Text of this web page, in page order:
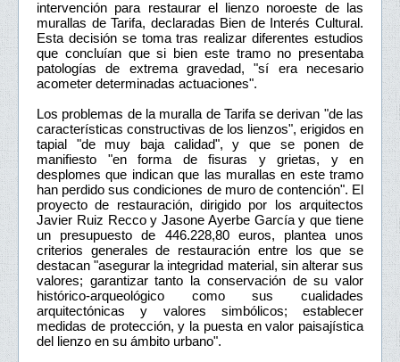
intervención para restaurar el lienzo noroeste de las
murallas de Tarifa, declaradas Bien de Interés Cultural.
Esta decisión se toma tras realizar diferentes estudios
que concluían que si bien este tramo no presentaba
patologías de extrema gravedad, "sí era necesario
acometer determinadas actuaciones".
Los problemas de la muralla de Tarifa se derivan "de las
características constructivas de los lienzos", erigidos en
tapial "de muy baja calidad", y que se ponen de
manifiesto "en forma de fisuras y grietas, y en
desplomes que indican que las murallas en este tramo
han perdido sus condiciones de muro de contención". El
proyecto de restauración, dirigido por los arquitectos
Javier Ruiz Recco y Jasone Ayerbe García y que tiene
un presupuesto de 446.228,80 euros, plantea unos
criterios generales de restauración entre los que se
destacan "asegurar la integridad material, sin alterar sus
valores; garantizar tanto la conservación de su valor
histórico-arqueológico como sus cualidades
arquitectónicas y valores simbólicos; establecer
medidas de protección, y la puesta en valor paisajística
del lienzo en su ámbito urbano".